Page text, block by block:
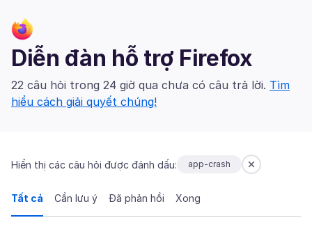
Diễn đàn hỗ trợ Firefox
22 câu hỏi trong 24 giờ qua chưa có câu trả lời. Tìm
hiểu cách giải quyết chúng!
Hiển thị các câu hỏi được đánh dấu: app-crash
Tất cả Cần lưu ý Đã phản hồi Xong